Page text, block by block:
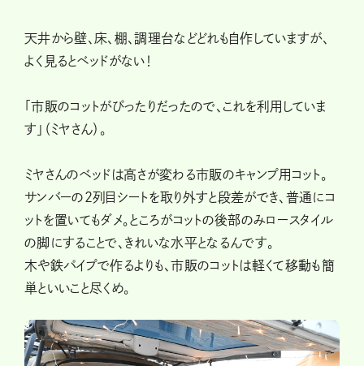
天井から壁、床、棚、調理台などどれも自作していますが、
よく見るとベッドがない！
「市販のコットがぴったりだったので、これを利用していま
す」（ミヤさん）。
ミヤさんのベッドは高さが変わる市販のキャンプ用コット。
サンバーの2列目シートを取り外すと段差ができ、普通にコ
ットを置いてもダメ。ところがコットの後部のみロースタイル
の脚にすることで、きれいな水平となるんです。
木や鉄パイプで作るよりも、市販のコットは軽くて移動も簡
単といいこと尽くめ。